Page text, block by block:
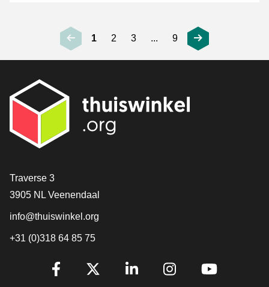
1 2 3 ... 9
[_General:Contact]
Traverse 3
3905 NL Veenendaal
info@thuiswinkel.org
+31 (0)318 64 85 75
[_General:SocialMediaTitle]